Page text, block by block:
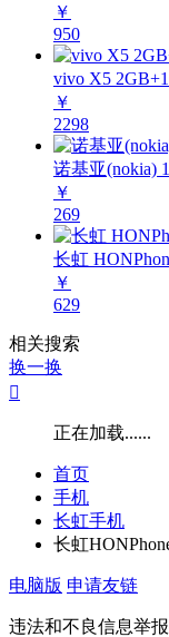
￥
950
vivo X5
￥
2298
诺基亚(nokia)
￥
269
长虹
￥
629
相关搜索
换一换

正在加载......
首页
手机
长虹手机
长虹
电脑版 申请友链
违法和不良信息举